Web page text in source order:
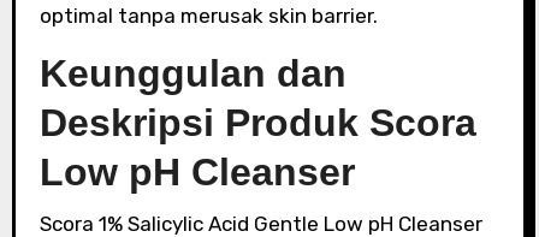
optimal tanpa merusak skin barrier.
Keunggulan dan
Deskripsi Produk Scora
Low pH Cleanser
Scora 1% Salicylic Acid Gentle Low pH Cleanser